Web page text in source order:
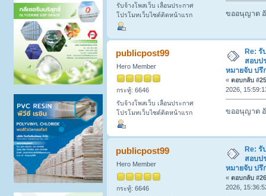
รับจ้างโพสเว็บ เลื่อนประกาศ
โปรโมทเว็บไซต์ติดหน้าแรก
ขออนุญาต
publicpost99
Hero Member
กระทู้: 6646
รับจ้างโพสเว็บ เลื่อนประกาศ
โปรโมทเว็บไซต์ติดหน้าแรก
Re: รั
สอบป
หมายจับ ปรึ
« ตอบกลับ
2026,
ขออนุญาต
publicpost99
Hero Member
กระทู้: 6646
Re: รั
สอบป
หมายจับ ปรึ
« ตอบกลับ
2026,